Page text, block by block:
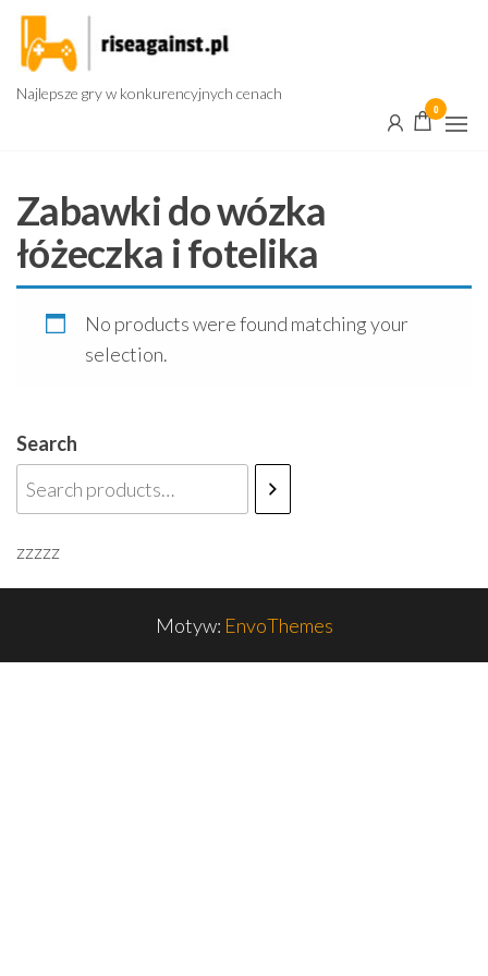
Przejdź
treści
Najlepsze gry w konkurencyjnych cenach
0
Zabawki do wózka
łóżeczka i fotelika
No products were found matching your
selection.
Search
zzzzz
Motyw: EnvoThemes